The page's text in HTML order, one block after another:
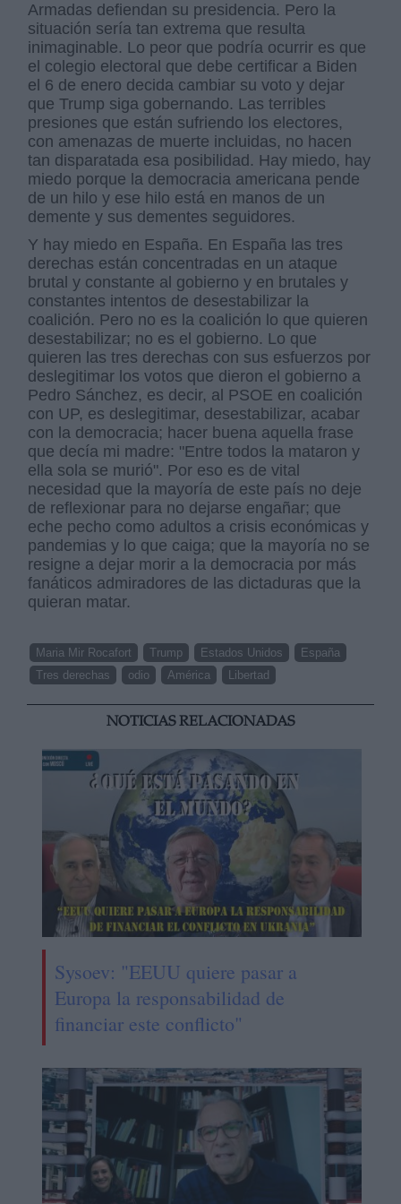
Armadas defiendan su presidencia. Pero la
situación sería tan extrema que resulta
inimaginable. Lo peor que podría ocurrir es que
el colegio electoral que debe certificar a Biden
el 6 de enero decida cambiar su voto y dejar
que Trump siga gobernando. Las terribles
presiones que están sufriendo los electores,
con amenazas de muerte incluidas, no hacen
tan disparatada esa posibilidad. Hay miedo, hay
miedo porque la democracia americana pende
de un hilo y ese hilo está en manos de un
demente y sus dementes seguidores.
Y hay miedo en España. En España las tres
derechas están concentradas en un ataque
brutal y constante al gobierno y en brutales y
constantes intentos de desestabilizar la
coalición. Pero no es la coalición lo que quieren
desestabilizar; no es el gobierno. Lo que
quieren las tres derechas con sus esfuerzos por
deslegitimar los votos que dieron el gobierno a
Pedro Sánchez, es decir, al PSOE en coalición
con UP, es deslegitimar, desestabilizar, acabar
con la democracia; hacer buena aquella frase
que decía mi madre: "Entre todos la mataron y
ella sola se murió". Por eso es de vital
necesidad que la mayoría de este país no deje
de reflexionar para no dejarse engañar; que
eche pecho como adultos a crisis económicas y
pandemias y lo que caiga; que la mayoría no se
resigne a dejar morir a la democracia por más
fanáticos admiradores de las dictaduras que la
quieran matar.
Maria Mir Rocafort Trump Estados Unidos
España
Tres derechas
odio América Libertad
NOTICIAS RELACIONADAS
Sysoev: "EEUU quiere pasar a
Europa la responsabilidad de
financiar este conflicto"